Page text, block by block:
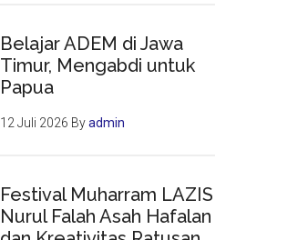
Belajar ADEM di Jawa
Timur, Mengabdi untuk
Papua
12 Juli 2026 Byadmin
Festival Muharram LAZIS
Nurul Falah Asah Hafalan